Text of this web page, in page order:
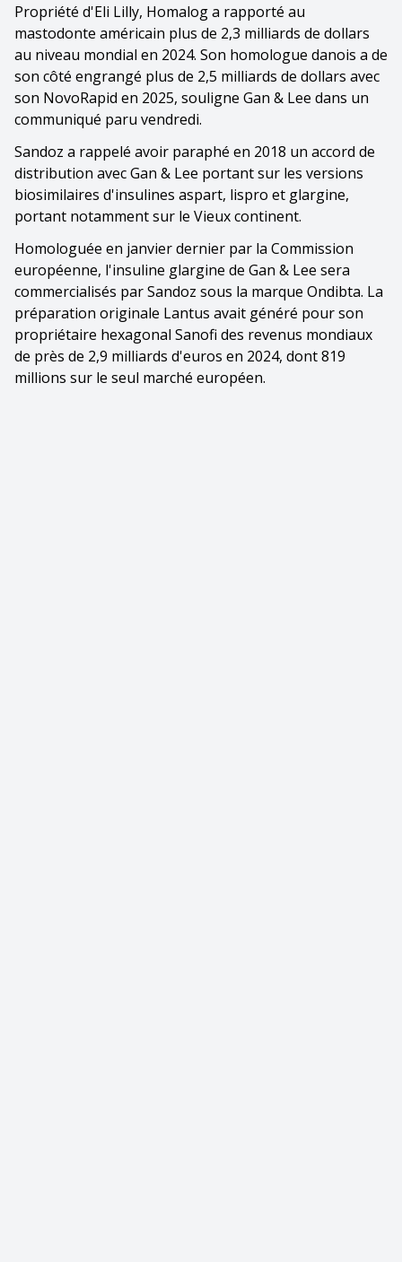
Propriété d'Eli Lilly, Homalog a rapporté au
mastodonte américain plus de 2,3 milliards de dollars
au niveau mondial en 2024. Son homologue danois a de
son côté engrangé plus de 2,5 milliards de dollars avec
son NovoRapid en 2025, souligne Gan & Lee dans un
communiqué paru vendredi.
Sandoz a rappelé avoir paraphé en 2018 un accord de
distribution avec Gan & Lee portant sur les versions
biosimilaires d'insulines aspart, lispro et glargine,
portant notamment sur le Vieux continent.
Homologuée en janvier dernier par la Commission
européenne, l'insuline glargine de Gan & Lee sera
commercialisés par Sandoz sous la marque Ondibta. La
préparation originale Lantus avait généré pour son
propriétaire hexagonal Sanofi des revenus mondiaux
de près de 2,9 milliards d'euros en 2024, dont 819
millions sur le seul marché européen.